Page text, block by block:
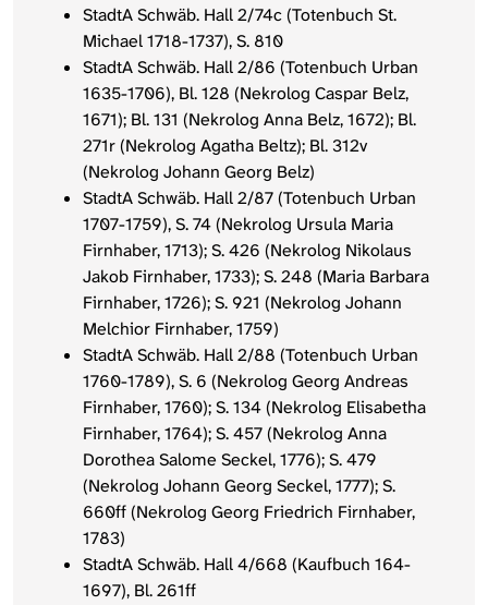
StadtA Schwäb. Hall 2/74c (Totenbuch St.
Michael 1718-1737), S. 810
StadtA Schwäb. Hall 2/86 (Totenbuch Urban
1635-1706), Bl. 128 (Nekrolog Caspar Belz,
1671); Bl. 131 (Nekrolog Anna Belz, 1672); Bl.
271r (Nekrolog Agatha Beltz); Bl. 312v
(Nekrolog Johann Georg Belz)
StadtA Schwäb. Hall 2/87 (Totenbuch Urban
1707-1759), S. 74 (Nekrolog Ursula Maria
Firnhaber, 1713); S. 426 (Nekrolog Nikolaus
Jakob Firnhaber, 1733); S. 248 (Maria Barbara
Firnhaber, 1726); S. 921 (Nekrolog Johann
Melchior Firnhaber, 1759)
StadtA Schwäb. Hall 2/88 (Totenbuch Urban
1760-1789), S. 6 (Nekrolog Georg Andreas
Firnhaber, 1760); S. 134 (Nekrolog Elisabetha
Firnhaber, 1764); S. 457 (Nekrolog Anna
Dorothea Salome Seckel, 1776); S. 479
(Nekrolog Johann Georg Seckel, 1777); S.
660ff (Nekrolog Georg Friedrich Firnhaber,
1783)
StadtA Schwäb. Hall 4/668 (Kaufbuch 164-
1697), Bl. 261ff